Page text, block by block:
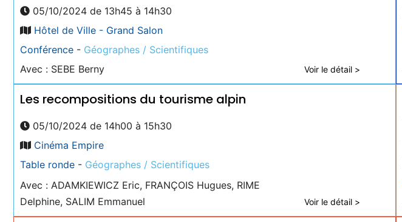
05/10/2024 de 13h45 à 14h30
Hôtel de Ville - Grand Salon
Conférence - Géographes / Scientifiques
Avec : SEBE Berny
Voir le détail >
Les recompositions du tourisme alpin
05/10/2024 de 14h00 à 15h30
Cinéma Empire
Table ronde - Géographes / Scientifiques
Avec : ADAMKIEWICZ Eric, FRANÇOIS Hugues, RIME
Delphine, SALIM Emmanuel
Voir le détail >